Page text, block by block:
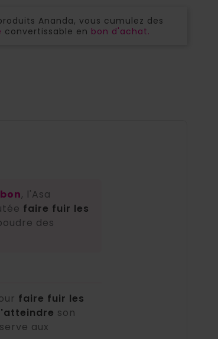
Ananda, vous cumulez des
convertissable en bon d'achat.
, l'Asa
faire fuir les
des
faire fuir les
son
aux